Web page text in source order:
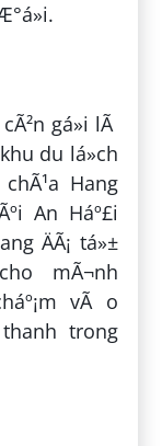
gá»i lÃ
du lá»ch
chÃ¹a Hang
An Háº£i
ÄÃ¡ tá»±
mÃ¬nh
vÃ o
trong